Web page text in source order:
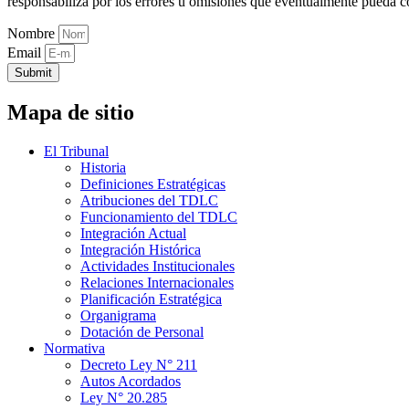
Nombre
Email
Submit
Mapa de sitio
El Tribunal
Historia
Definiciones Estratégicas
Atribuciones del TDLC
Funcionamiento del TDLC
Integración Actual
Integración Histórica
Actividades Institucionales
Relaciones Internacionales
Planificación Estratégica
Organigrama
Dotación de Personal
Normativa
Decreto Ley N° 211
Autos Acordados
Ley N° 20.285